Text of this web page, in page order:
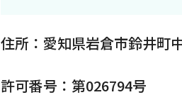
住所：愛知県岩倉市鈴井町
許可番号：第026794号